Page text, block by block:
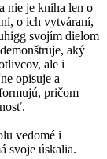
nie je kniha len o
o ich vytváraní,
svojím dielom
aký
ale i
opisuje a
pričom
vedomé i
svoje úskalia.